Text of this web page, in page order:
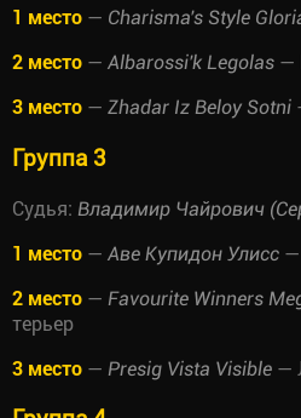
1 место — Charisma's Style
2 место — Albarossi'k Legolas —
3 место — Zhadar Iz Beloy Sotni
Группа 3
Судья: Владимир Чайрович
1 место — Аве Купидон Улисс —
2 место — Favourite Winners
терьер
3 место — Presig Vista Visible —